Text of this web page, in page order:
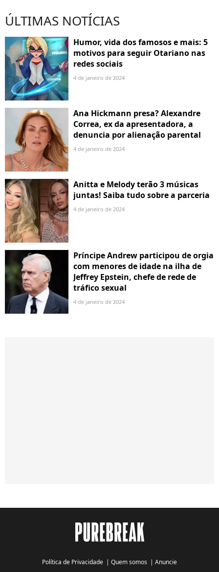
ÚLTIMAS NOTÍCIAS
Humor, vida dos famosos e mais: 5
motivos para seguir Otariano nas
redes sociais
4 de janeiro de 2024
Ana Hickmann presa? Alexandre
Correa, ex da apresentadora, a
denuncia por alienação parental
4 de janeiro de 2024
Anitta e Melody terão 3 músicas
juntas! Saiba tudo sobre a parceria
4 de janeiro de 2024
Príncipe Andrew participou de orgia
com menores de idade na ilha de
Jeffrey Epstein, chefe de rede de
tráfico sexual
4 de janeiro de 2024
Política de Privacidade | Quem somos | Anuncie